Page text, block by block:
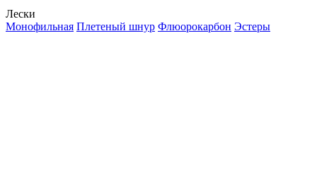
Лески
Монофильная Плетеный шнур Флюорокарбон Эстеры